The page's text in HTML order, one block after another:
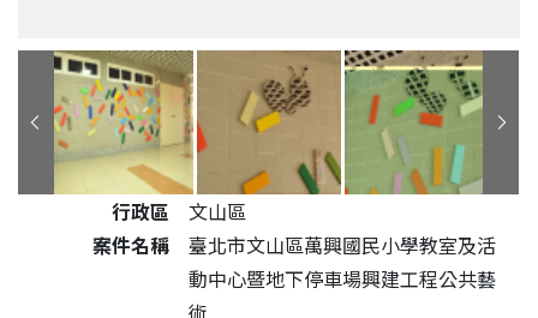
公共藝術作品詳細資料
行政區
文山區
案件名稱
臺北市文山區萬興國民小學教室及活
動中心暨地下停車場興建工程公共藝
術